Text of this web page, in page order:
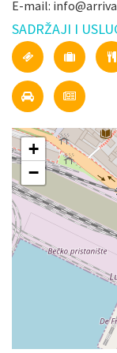
E-mail:
SADRŽAJI I
+
−